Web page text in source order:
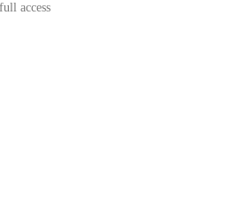
access